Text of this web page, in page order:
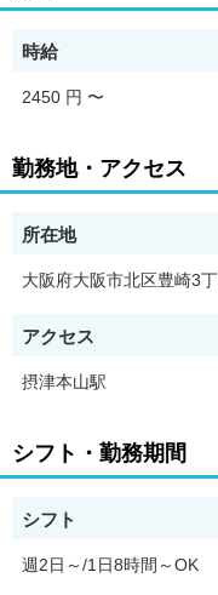
時給
2450 円 〜
勤務地・アクセス
所在地
大阪府大阪市北区豊崎3
アクセス
摂津本山駅
シフト・勤務期間
シフト
週2日～/1日8時間～OK